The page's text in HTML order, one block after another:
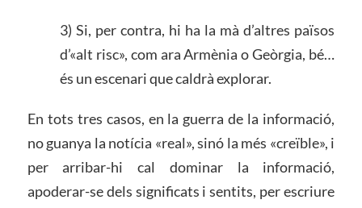
3) Si, per contra, hi ha la mà d’altres països
d’«alt risc», com ara Armènia o Geòrgia, bé…
és un escenari que caldrà explorar.
En tots tres casos, en la guerra de la informació,
no guanya la notícia «real», sinó la més «creïble», i
per arribar-hi cal dominar la informació,
apoderar-se dels significats i sentits, per escriure